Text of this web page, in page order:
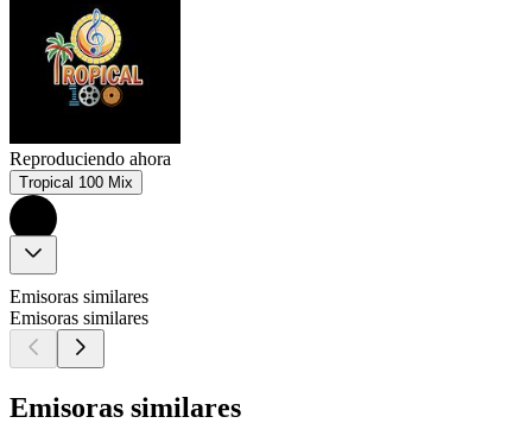
Reproduciendo ahora
Tropical 100 Mix
Emisoras similares
Emisoras similares
Emisoras similares